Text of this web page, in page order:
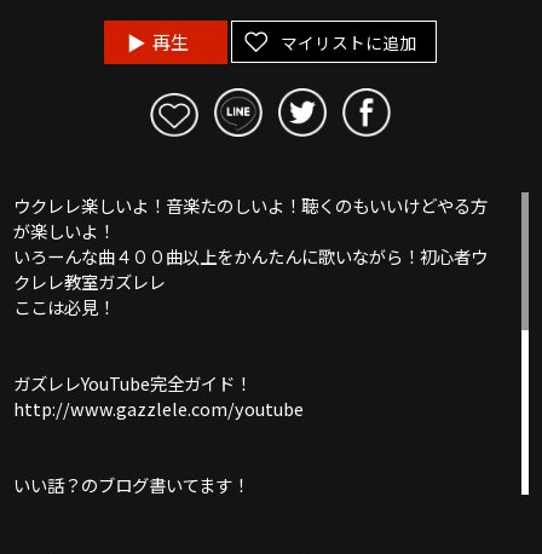
再生 マイリストに追加
ウクレレ楽しいよ！音楽たのしいよ！聴くのもいいけどやる方
が楽しいよ！
いろーんな曲４００曲以上をかんたんに歌いながら！初心者ウ
クレレ教室ガズレレ
ここは必見！
ガズレレYouTube完全ガイド！
http://www.gazzlele.com/youtube
いい話？のブログ書いてます！